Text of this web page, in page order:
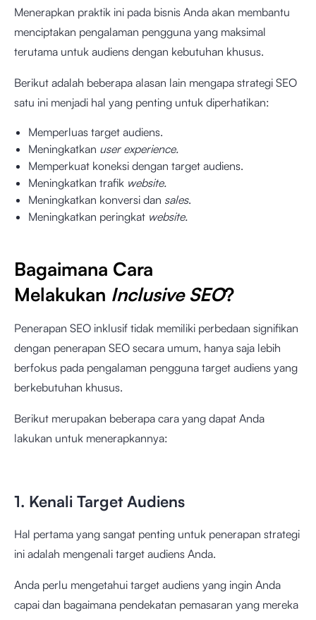
Menerapkan praktik ini pada bisnis Anda akan membantu
menciptakan pengalaman pengguna yang maksimal
terutama untuk audiens dengan kebutuhan khusus.
Berikut adalah beberapa alasan lain mengapa strategi SEO
satu ini menjadi hal yang penting untuk diperhatikan:
Memperluas target audiens.
Meningkatkan user experience.
Memperkuat koneksi dengan target audiens.
Meningkatkan trafik website.
Meningkatkan konversi dan sales.
Meningkatkan peringkat website.
Bagaimana Cara
Melakukan Inclusive SEO?
Penerapan SEO inklusif tidak memiliki perbedaan signifikan
dengan penerapan SEO secara umum, hanya saja lebih
berfokus pada pengalaman pengguna target audiens yang
berkebutuhan khusus.
Berikut merupakan beberapa cara yang dapat Anda
lakukan untuk menerapkannya:
1. Kenali Target Audiens
Hal pertama yang sangat penting untuk penerapan strategi
ini adalah mengenali target audiens Anda.
Anda perlu mengetahui target audiens yang ingin Anda
capai dan bagaimana pendekatan pemasaran yang mereka